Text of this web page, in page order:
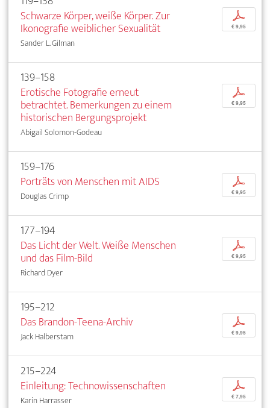
Schwarze Körper, weiße Körper. Zur
Ikonografie weiblicher Sexualität
Sander L. Gilman
p
€ 9,95
139–158
Erotische Fotografie erneut
betrachtet. Bemerkungen zu einem
historischen Bergungsprojekt
Abigail Solomon-Godeau
p
€ 9,95
159–176
Porträts von Menschen mit AIDS
Douglas Crimp
p
€ 9,95
177–194
Das Licht der Welt. Weiße Menschen
und das Film-Bild
Richard Dyer
p
€ 9,95
195–212
Das Brandon-Teena-Archiv
Jack Halberstam
p
€ 9,95
215–224
Einleitung: Technowissenschaften
Karin Harrasser
p
€ 7,95